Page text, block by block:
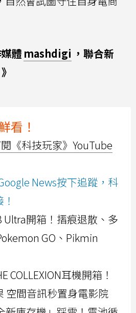
體 mashdigi ，聯合新
看！
《科技玩家》YouTube
News按下追蹤，科
Ultra開箱！摺痕退散、多
GO、Pikmin
COLLEXION耳機開箱！
空間音訊秒置身電影院